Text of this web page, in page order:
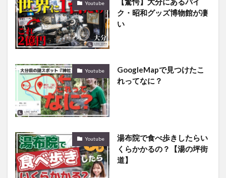
Youtube
ク・昭和グッズ博物館が凄
い
Youtube
GoogleMapで見つけたこ
れってなに？
Youtube
湯布院で食べ歩きしたらい
くらかかるの？【湯の坪街
道】